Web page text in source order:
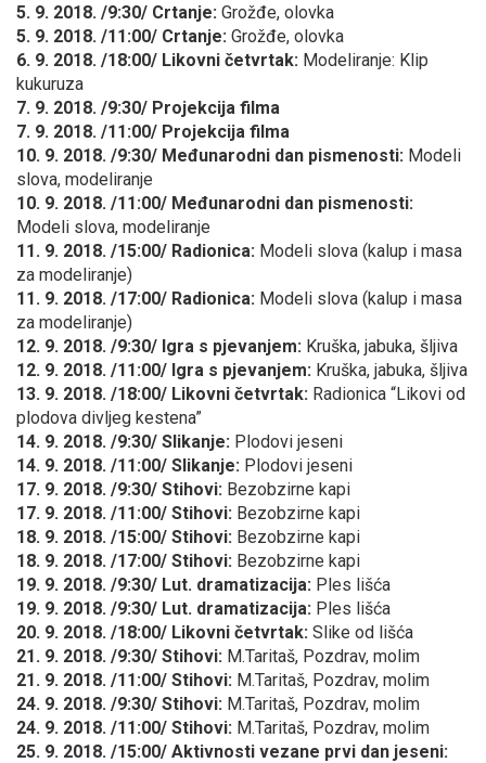
5. 9. 2018. /9:30/ Crtanje: Grožđe, olovka
5. 9. 2018. /11:00/ Crtanje: Grožđe, olovka
6. 9. 2018. /18:00/ Likovni četvrtak: Modeliranje: Klip
kukuruza
7. 9. 2018. /9:30/ Projekcija filma
7. 9. 2018. /11:00/ Projekcija filma
10. 9. 2018. /9:30/ Međunarodni dan pismenosti: Modeli
slova, modeliranje
10. 9. 2018. /11:00/ Međunarodni dan pismenosti:
Modeli slova, modeliranje
11. 9. 2018. /15:00/ Radionica: Modeli slova (kalup i masa
za modeliranje)
11. 9. 2018. /17:00/ Radionica: Modeli slova (kalup i masa
za modeliranje)
12. 9. 2018. /9:30/ Igra s pjevanjem: Kruška, jabuka, šljiva
12. 9. 2018. /11:00/ Igra s pjevanjem: Kruška, jabuka, šljiva
13. 9. 2018. /18:00/ Likovni četvrtak: Radionica “Likovi od
plodova divljeg kestena”
14. 9. 2018. /9:30/ Slikanje: Plodovi jeseni
14. 9. 2018. /11:00/ Slikanje: Plodovi jeseni
17. 9. 2018. /9:30/ Stihovi: Bezobzirne kapi
17. 9. 2018. /11:00/ Stihovi: Bezobzirne kapi
18. 9. 2018. /15:00/ Stihovi: Bezobzirne kapi
18. 9. 2018. /17:00/ Stihovi: Bezobzirne kapi
19. 9. 2018. /9:30/ Lut. dramatizacija: Ples lišća
19. 9. 2018. /9:30/ Lut. dramatizacija: Ples lišća
20. 9. 2018. /18:00/ Likovni četvrtak: Slike od lišća
21. 9. 2018. /9:30/ Stihovi: M.Taritaš, Pozdrav, molim
21. 9. 2018. /11:00/ Stihovi: M.Taritaš, Pozdrav, molim
24. 9. 2018. /9:30/ Stihovi: M.Taritaš, Pozdrav, molim
24. 9. 2018. /11:00/ Stihovi: M.Taritaš, Pozdrav, molim
25. 9. 2018. /15:00/ Aktivnosti vezane prvi dan jeseni: